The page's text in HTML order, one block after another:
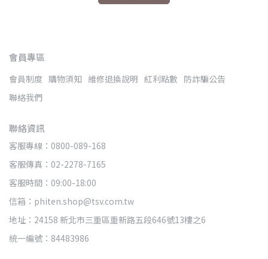
會員專區
會員制度 購物須知 維修退換說明 紅利點數 防詐騙公告
聯絡我們
聯絡資訊
客服專線：0800-089-168
客服傳真：02-2278-7165
客服時間：09:00-18:00
信箱：phiten.shop@tsv.com.tw
地址：24158 新北市三重區重新路五段646號13樓之6
統一編號：84483986